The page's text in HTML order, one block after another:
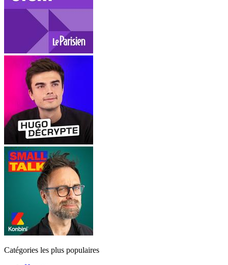
Catégories les plus populaires